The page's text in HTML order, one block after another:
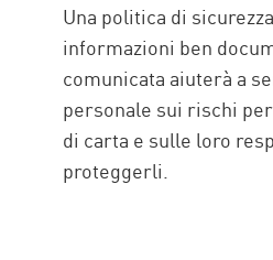
Una politica di
informazioni ben
comunicata aiuterà a
personale sui rischi
di carta e sulle loro
proteggerli.